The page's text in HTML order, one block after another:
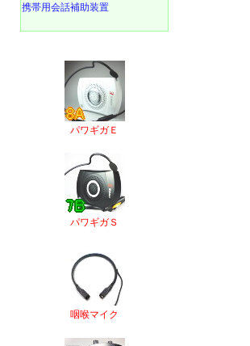
携帯用会話補助装置
パワギガＥ
パワギガＳ
咽喉マイク